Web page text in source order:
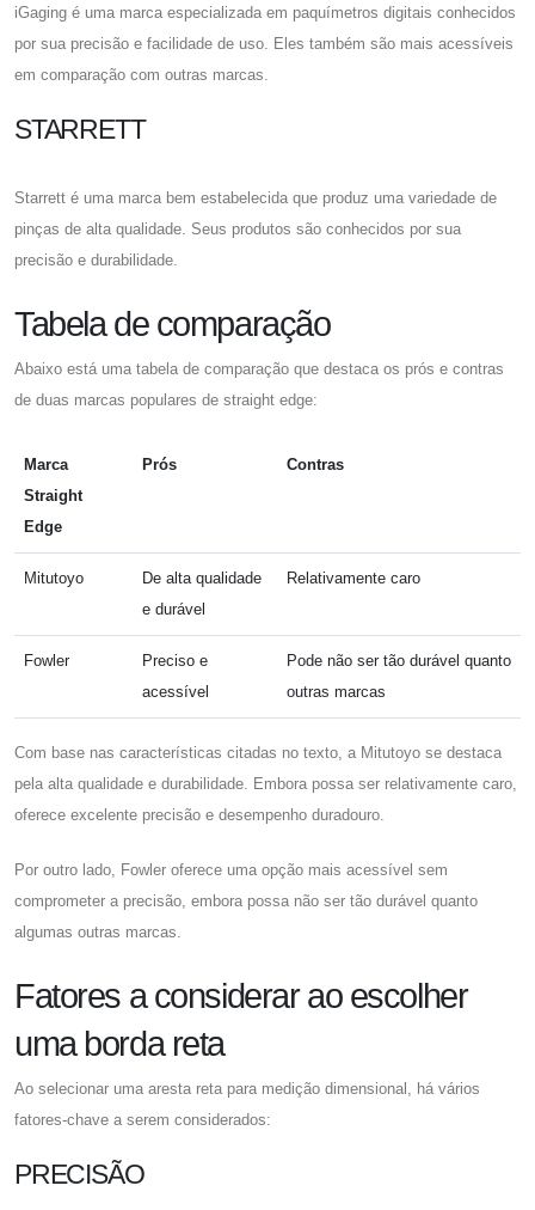
iGaging é uma marca especializada em paquímetros digitais conhecidos
por sua precisão e facilidade de uso. Eles também são mais acessíveis
em comparação com outras marcas.
STARRETT
Starrett é uma marca bem estabelecida que produz uma variedade de
pinças de alta qualidade. Seus produtos são conhecidos por sua
precisão e durabilidade.
Tabela de comparação
Abaixo está uma tabela de comparação que destaca os prós e contras
de duas marcas populares de straight edge:
Marca
Straight
Edge
Prós Contras
Mitutoyo
De alta qualidade
e durável
Relativamente caro
Fowler
Preciso e
acessível
Pode não ser tão durável quanto
outras marcas
Com base nas características citadas no texto, a Mitutoyo se destaca
pela alta qualidade e durabilidade. Embora possa ser relativamente caro,
oferece excelente precisão e desempenho duradouro.
Por outro lado, Fowler oferece uma opção mais acessível sem
comprometer a precisão, embora possa não ser tão durável quanto
algumas outras marcas.
Fatores a considerar ao escolher
uma borda reta
Ao selecionar uma aresta reta para medição dimensional, há vários
fatores-chave a serem considerados:
PRECISÃO